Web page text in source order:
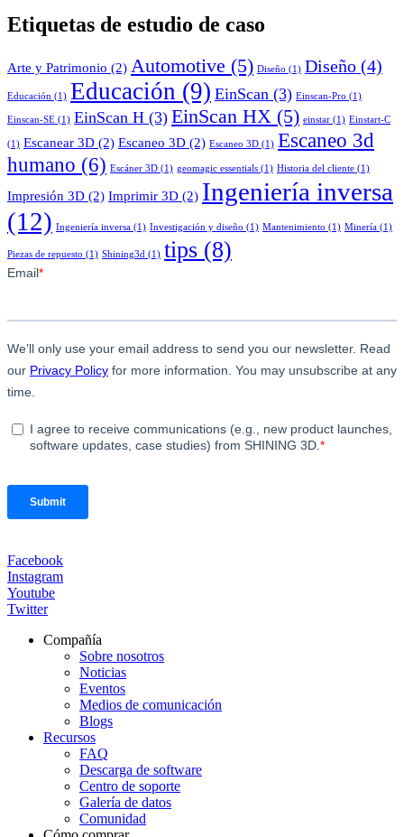
Etiquetas de estudio de caso
Arte y Patrimonio (2) Automotive (5) Diseño (1) Diseño (4)
Educación (1) Educación (9) EinScan (3) Einscan-Pro (1)
Einscan-SE (1) EinScan H (3) EinScan HX (5) einstar (1) Einstart-C
(1) Escanear 3D (2) Escaneo 3D (2) Escaneo 3D (1) Escaneo 3d
humano (6) Escáner 3D (1) geomagic essentials (1) Historia del cliente (1)
Impresión 3D (2) Imprimir 3D (2) Ingeniería inversa
(12) Ingeniería inversa (1) Investigación y diseño (1) Mantenimiento (1) Minería (1)
Piezas de repuesto (1) Shining3d (1) tips (8)
Facebook
Instagram
Youtube
Twitter
Compañía
Sobre nosotros
Noticias
Eventos
Medios de comunicación
Blogs
Recursos
FAQ
Descarga de software
Centro de soporte
Galería de datos
Comunidad